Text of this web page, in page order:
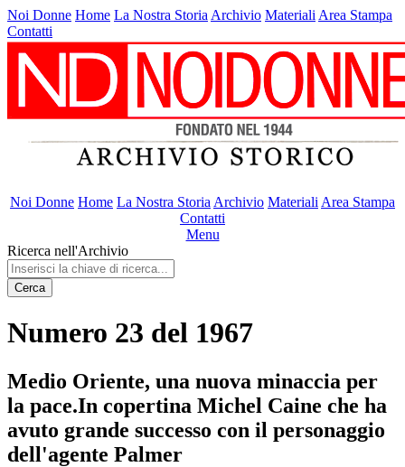
Noi Donne Home La Nostra Storia Archivio Materiali Area Stampa
Contatti
Noi Donne Home La Nostra Storia Archivio Materiali Area Stampa
Contatti
Menu
Ricerca nell'Archivio
Cerca
Numero 23 del 1967
Medio Oriente, una nuova minaccia per
la pace.In copertina Michel Caine che ha
avuto grande successo con il personaggio
dell'agente Palmer